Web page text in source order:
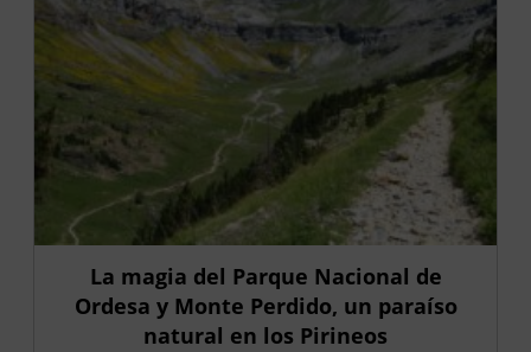
La magia del Parque Nacional de
Ordesa y Monte Perdido, un paraíso
natural en los Pirineos